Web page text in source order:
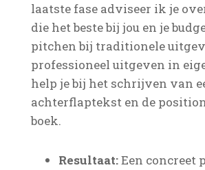
laatste fase adviseer ik je
die het beste bij jou en je
pitchen bij traditionele
professioneel uitgeven in
help je bij het schrijven van
achterflaptekst en de
boek.
Resultaat:Een concreet